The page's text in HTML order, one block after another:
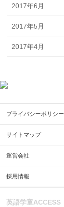
2017年6月
2017年5月
2017年4月
プライバシーポリシー
サイトマップ
運営会社
採用情報
英語学童ACCESS